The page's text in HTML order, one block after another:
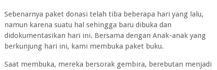
Sebenarnya paket donasi telah tiba beberapa hari yang lalu,
namun karena suatu hal sehingga baru dibuka dan
didokumentasikan hari ini. Bersama dengan Anak-anak yang
berkunjung hari ini, kami membuka paket buku.
Saat membuka, mereka bersorak gembira, berebutan menjadi